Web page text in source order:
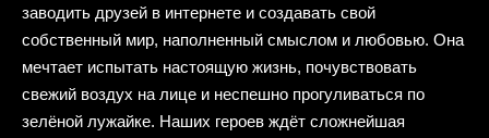
заводить друзей в интернете и создавать свой
собственный мир, наполненный смыслом и любовью. Она
мечтает испытать настоящую жизнь, почувствовать
свежий воздух на лице и неспешно прогуливаться по
зелёной лужайке. Наших героев ждёт сложнейшая